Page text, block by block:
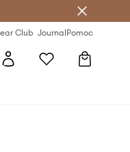
Club JournalPomoc